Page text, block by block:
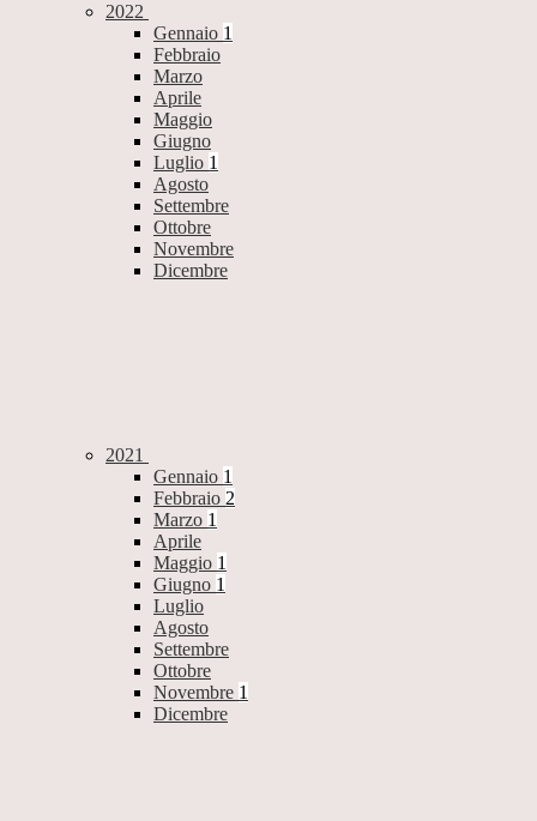
2022
Gennaio 1
Febbraio
Marzo
Aprile
Maggio
Giugno
Luglio 1
Agosto
Settembre
Ottobre
Novembre
Dicembre
2021
Gennaio 1
Febbraio 2
Marzo 1
Aprile
Maggio 1
Giugno 1
Luglio
Agosto
Settembre
Ottobre
Novembre 1
Dicembre